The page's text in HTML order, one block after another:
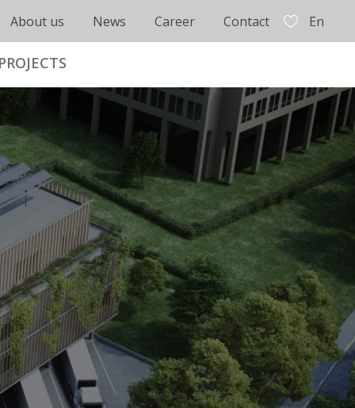
About us News Career Contact En